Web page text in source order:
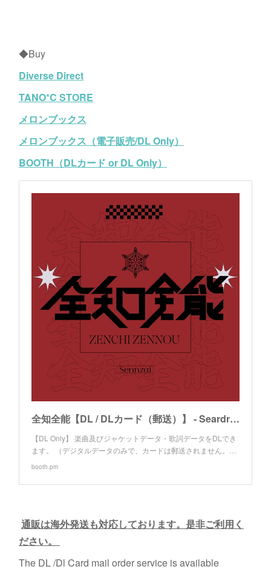
◆Buy
Diverse Direct
TANO*C STORE
メロンブックス
メロンブックス（電子販売/DL Only）
BOOTH（DLカード or DL Only）
全知全能【DL / DLカード（郵送）】 - Seardrop - BOOTH
【DL Only】 楽曲及びジャケットデータ・歌詞データをDLでき
ます。 （デジタルデータのみで、カードは郵送されません。…
booth.pm
通販は海外発送も対応しております。是非ご利用く
ださい。
The DL /Dl Card mail order service is available